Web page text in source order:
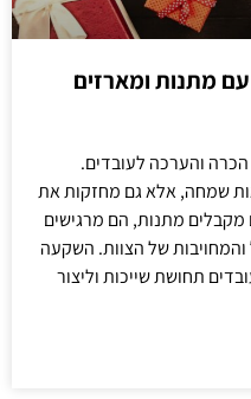
מתנות ומארזים
והערכה לעובדים.
שמחה, אלא גם מחזקות את
מתנות, הם מרגישים
של הצוות. השקעה
תחושת שייכות וליצור